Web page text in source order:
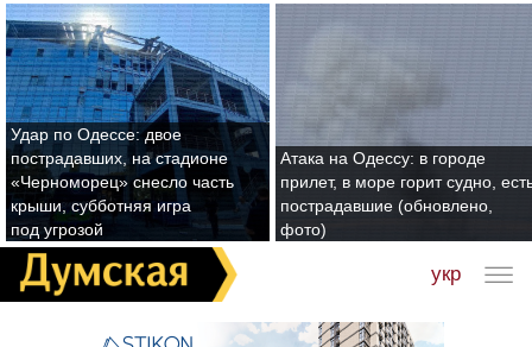
Удар по Одессе: двое
пострадавших, на стадионе
«Черноморец» снесло часть
крыши, субботняя игра
под угрозой
Атака на Одессу: в городе
прилет, в море горит судно,
пострадавшие (обновлено,
фото)
укр